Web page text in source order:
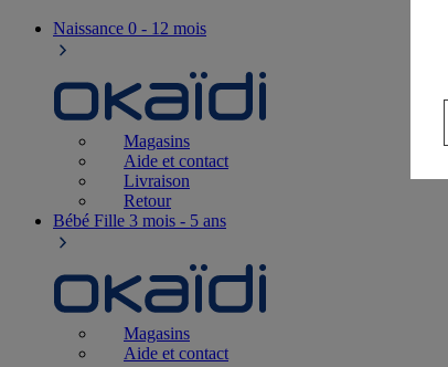
Naissance 0 - 12 mois
Magasins
Aide et contact
Livraison
Retour
Bébé Fille 3 mois - 5 ans
Magasins
Aide et contact